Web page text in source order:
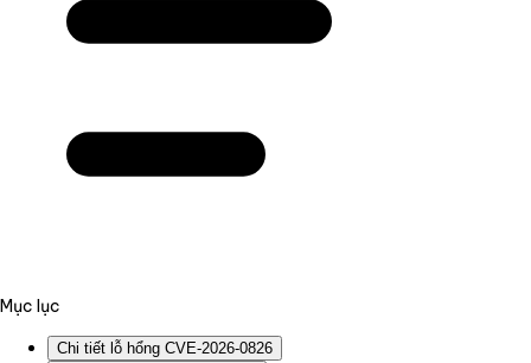
Mục lục
Chi tiết lỗ hổng CVE-2026-0826